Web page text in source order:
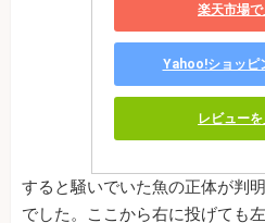
楽天市場で
Yahoo!ショッピ
レビューを
すると騒いでいた魚の正体が判
でした。ここから右に投げても